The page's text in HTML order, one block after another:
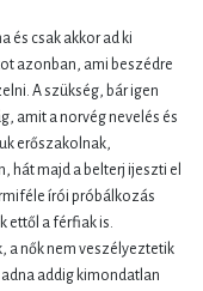
és csak akkor ad ki
azonban, ami beszédre
A szükség, bár igen
amit a norvég nevelés és
erőszakolnak,
hát majd a belterj ijeszti el
írói próbálkozás
ettől a férfiak is.
a nők nem veszélyeztetik
addig kimondatlan